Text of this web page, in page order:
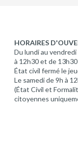
HORAIRES
Du lundi au
à 12h30 et de
État civil fermé le
Le samedi de 9h à
(État Civil et
citoyennes